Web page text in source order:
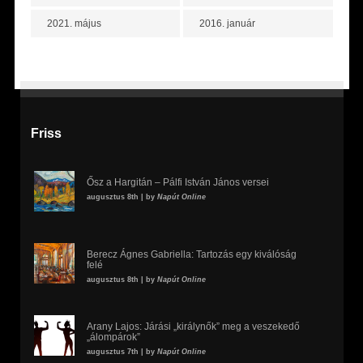
2021. május 2016. január
Friss
Ősz a Hargitán – Pálfi István János versei
augusztus 8th | by Napút Online
Berecz Ágnes Gabriella: Tartozás egy kiválóság
felé
augusztus 8th | by Napút Online
Arany Lajos: Járási „királynők” meg a veszekedő
„álompárok”
augusztus 7th | by Napút Online